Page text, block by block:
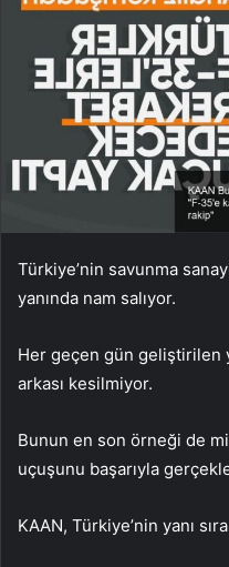
Türkiye’nin savunma
yanında nam salıyor.
Her geçen gün geliştirilen
arkası kesilmiyor.
Bunun en son örneği de
uçuşunu başarıyla
KAAN, Türkiye’nin yanı